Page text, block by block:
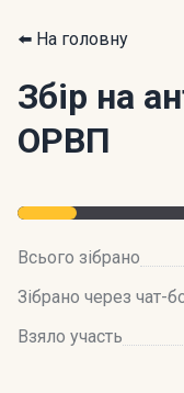
⬅️ На головну
Збір на
ОРВП
Всього зібрано
Зібрано через чат-
Взяло участь